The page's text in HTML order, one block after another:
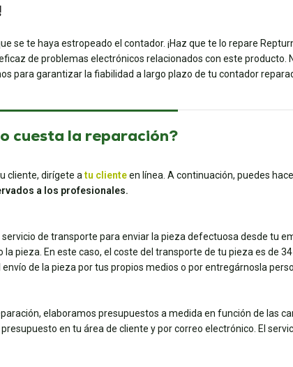
se te haya estropeado el contador. ¡Haz que te lo repare
de problemas electrónicos relacionados con este
para garantizar la fiabilidad a largo plazo de tu contador
cuesta la reparación?
cliente, dirígete atu clienteen línea. A continuación, puedes
a los profesionales.
de transporte para enviar la pieza defectuosa desde tu
pieza. En este caso, el coste del transporte de tu pieza es de
de la pieza por tus propios medios o por entregárnosla
elaboramos presupuestos a medida en función de las
en tu área de cliente y por correo electrónico. El